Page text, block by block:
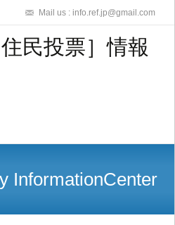
Mail us : info.ref.jp@gmail.com
民投票］情報
InformationCenter